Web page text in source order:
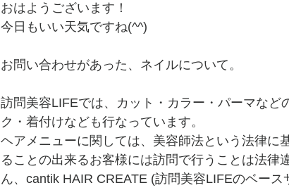
おはようございます！
今日もいい天気ですね(^^)
お問い合わせがあった、ネイルについて。
訪問美容LIFEでは、カット・カラー・パーマなど
ク・着付けなども行なっています。
ヘアメニューに関しては、美容師法という法律に
ることの出来るお客様には訪問で行うことは法律
ん、cantik HAIR CREATE (訪問美容LIFEのベー